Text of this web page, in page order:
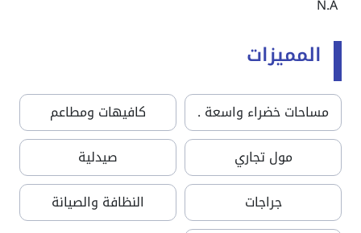
المميزات
مساحات خضراء واسعة .
كافيهات ومطاعم
مول تجاري
صيدلية
جراجات
النظافة والصيانة